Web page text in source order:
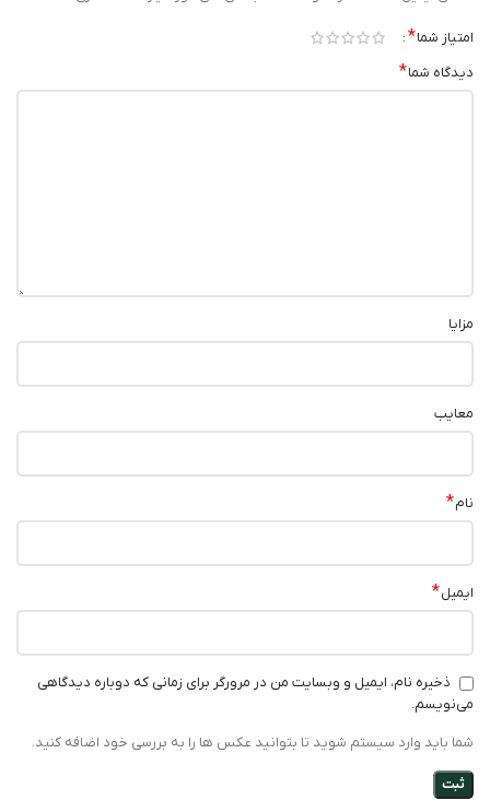
امتیاز شما*
دیدگاه شما*
مزایا
معایب
نام*
ایمیل*
ذخیره نام، ایمیل و وبسایت من در مرورگر برای زمانی که دوباره دیدگاهی
می‌نویسم.
شما باید وارد سیستم شوید تا بتوانید عکس ها را به بررسی خود اضافه کنید.